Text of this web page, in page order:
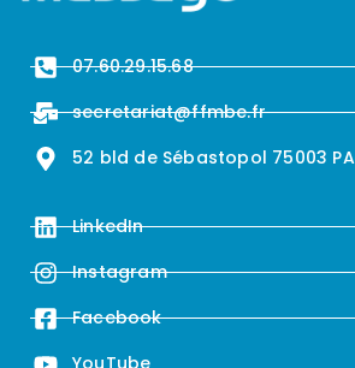
07.60.29.15.68
secretariat@ffmbe.fr
52 bld de Sébastopol 75003
LinkedIn
Instagram
Facebook